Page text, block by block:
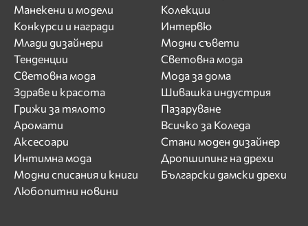
Манекени и модели
Конкурси и награди
Млади дизайнери
Тенденции
Световна мода
Здраве и красота
Грижи за тялото
Аромати
Аксесоари
Интимна мода
Модни списания и книги
Любопитни новини
Колекции
Интервю
Модни съвети
Световна мода
Мода за дома
Шивашка индустрия
Пазаруване
Всичко за Коледа
Стани моден дизайнер
Дропшипинг на дрехи
Български дамски дрехи